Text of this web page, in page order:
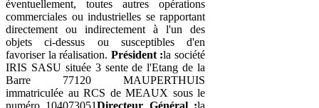
éventuellement, toutes autres opérations
commerciales ou industrielles se rapportant
directement ou indirectement à l'un des
objets ci-dessus ou susceptibles d'en
favoriser la réalisation. Président :la société
IRIS SASU située 3 sente de l'Etang de la
Barre 77120 MAUPERTHUIS
immatriculée au RCS de MEAUX sous le
numéro 104073051Directeur Général :la